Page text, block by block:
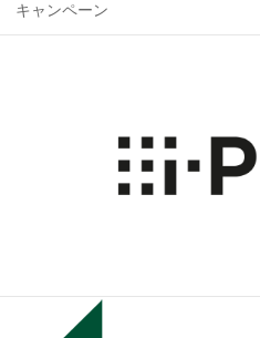
キャンペーン